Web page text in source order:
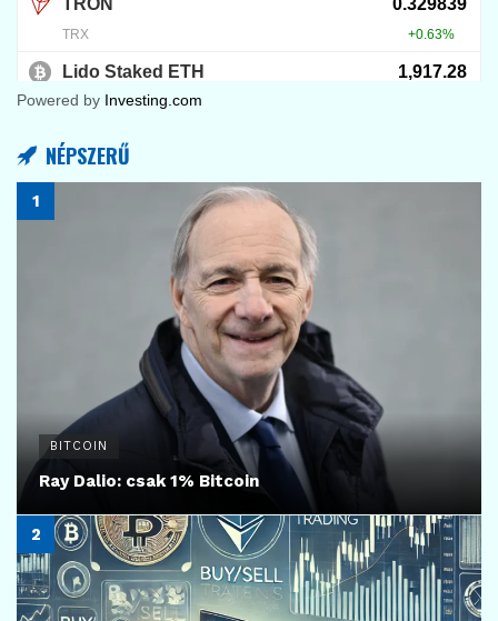
Powered by Investing.com
NÉPSZERŰ
BITCOIN
Ray Dalio: csak 1% Bitcoin